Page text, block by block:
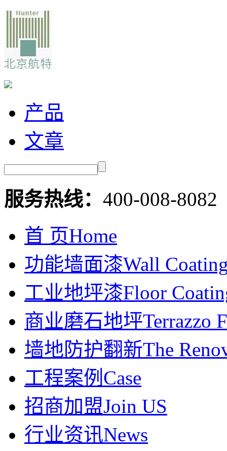
产品
文章
服务热线： 400-008-8082
首 页Home
功能墙面漆Wall
工业地坪漆Floor
商业磨石地坪Terrazzo
墙地防护翻新The
工程案例 Case
招商加盟Join US
行业资讯News